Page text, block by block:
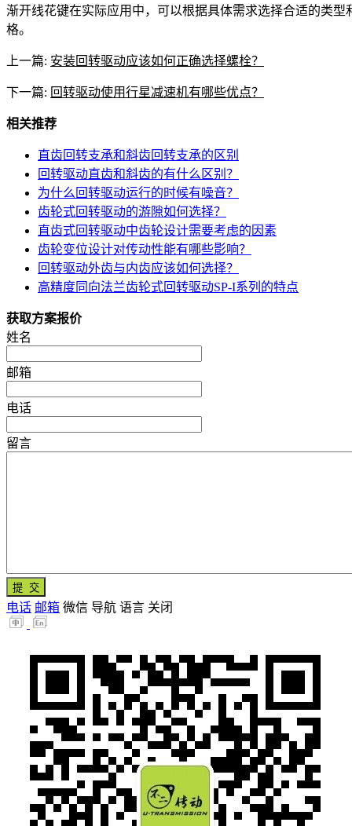
渐开线花键在实际应用中，可以根据具体需求选择合适的类型
格。
上一篇: 安装回转驱动应该如何正确选择螺栓？
下一篇: 回转驱动使用行星减速机有哪些优点？
相关推荐
直齿回转支承和斜齿回转支承的区别
回转驱动直齿和斜齿的有什么区别？
为什么回转驱动运行的时候有噪音？
齿轮式回转驱动的游隙如何选择？
直齿式回转驱动中齿轮设计需要考虑的因素
齿轮变位设计对传动性能有哪些影响？
回转驱动外齿与内齿应该如何选择？
高精度同向法兰齿轮式回转驱动SP-I系列的特点
获取方案报价
姓名
邮箱
电话
留言
电话 邮箱 微信 导航 语言 关闭